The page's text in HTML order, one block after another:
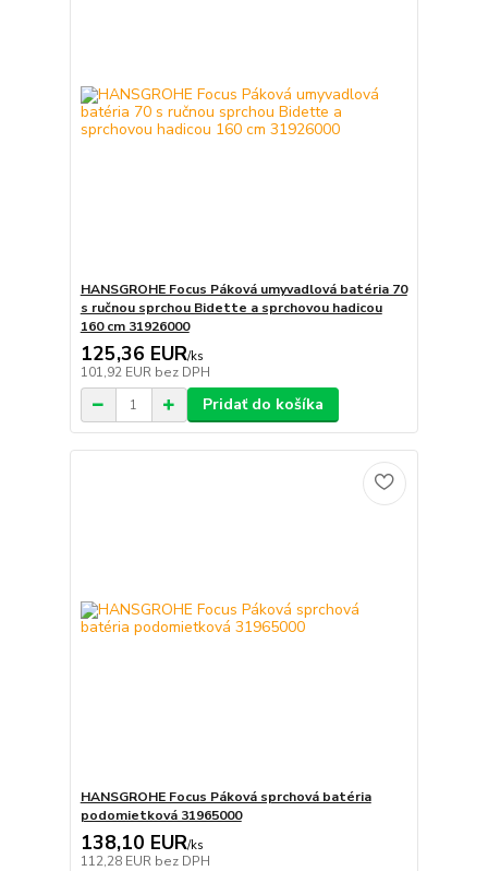
HANSGROHE Focus Páková umyvadlová batéria 70
s ručnou sprchou Bidette a sprchovou hadicou
160 cm 31926000
125,36 EUR/ks
101,92 EUR bez DPH
Pridať do košíka
HANSGROHE Focus Páková sprchová batéria
podomietková 31965000
138,10 EUR/ks
112,28 EUR bez DPH